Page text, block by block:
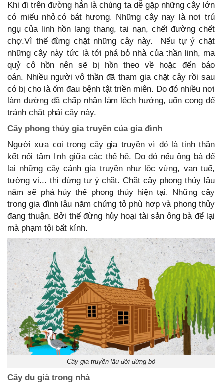
Khi đi trên đường hẳn là chúng ta dễ gặp những cây lớn
có miếu nhỏ,có bát hương. Những cây nay là nơi trú
ngụ của linh hồn lang thang, tai nạn, chết đường chết
chợ.Vì thế đừng chặt những cây này. Nếu tự ý chặt
những cây này tức là tới phá bỏ nhà của thần linh, ma
quỷ cô hồn nên sẽ bị hồn theo về hoặc đến báo
oán. Nhiều người vô thần đã tham gia chặt cây rồi sau
có bị cho là ốm đau bệnh tật triền miên. Do đó nhiều nơi
làm đường đã chấp nhận làm lệch hướng, uốn cong để
tránh chặt phải cây này.
Cây phong thủy gia truyền của gia đình
Người xưa coi trọng cây gia truyền vì đó là tinh thần
kết nối tâm linh giữa các thế hệ. Do đó nếu ông bà để
lại những cây cảnh gia truyền như lộc vừng, vạn tuế,
tường vi... thì đừng tự ý chặt. Chặt cây phong thủy lâu
năm sẽ phá hủy thế phong thủy hiện tại. Những cây
trong gia đình lâu năm chứng tỏ phù hơp và phong thủy
đang thuận. Bởi thế đừng hủy hoại tài sản ông bà để lại
mà phạm tội bất kính.
Cây gia truyền lâu đời đừng bỏ
Cây du già trong nhà